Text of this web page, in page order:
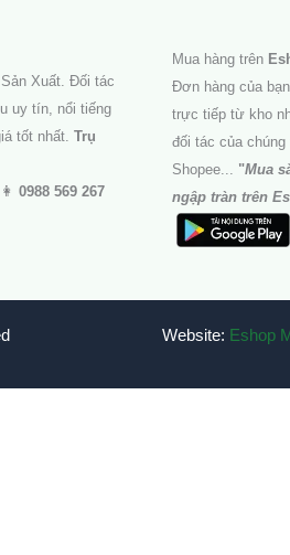
Xuất. Đối tác
uy tín, nổi tiếng
tốt nhất. Trụ
0988 569 267
Mua hàng trên
Đơn hàng của
trực tiếp từ kho
đối tác của
Shopee... "Mua
ngập tràn trên
Website: Eshop